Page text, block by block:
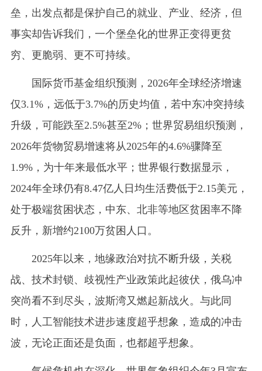
垒，出发点都是保护自己的就业、产业、经济，但
事实却告诉我们，一个堡垒化的世界正变得更贫
穷、更脆弱、更不可持续。
国际货币基金组织预测，2026年全球经济增速
仅3.1%，远低于3.7%的历史均值，若中东冲突持续
升级，可能跌至2.5%甚至2%；世界贸易组织预测，
2026年货物贸易增速将从2025年的4.6%骤降至
1.9%，为十年来最低水平；世界银行数据显示，
2024年全球仍有8.47亿人日均生活费低于2.15美元，
处于极端贫困状态，中东、北非等地区贫困率不降
反升，新增约2100万贫困人口。
2025年以来，地缘政治对抗不断升级，关税
战、技术封锁、歧视性产业政策此起彼伏，俄乌冲
突尚看不到尽头，波斯湾又燃起新战火。与此同
时，人工智能技术进步速度超乎想象，造成的冲击
波，无论正面还是负面，也都超乎想象。